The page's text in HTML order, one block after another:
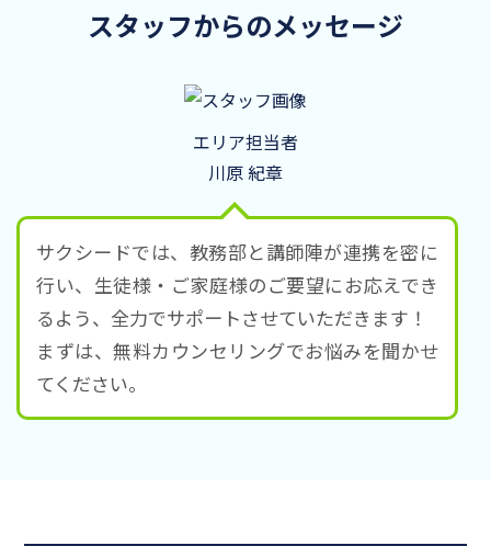
スタッフからのメッセージ
エリア担当者
川原 紀章
サクシードでは、教務部と講師陣が連携を密に
行い、生徒様・ご家庭様のご要望にお応えでき
るよう、全力でサポートさせていただきます！
まずは、無料カウンセリングでお悩みを聞かせ
てください。